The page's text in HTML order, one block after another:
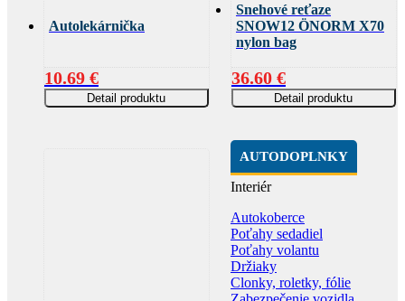
Autolekárnička
10.69 €
Detail produktu
Snehové reťaze
SNOW12 ÖNORM X70
nylon bag
36.60 €
Detail produktu
AUTODOPLNKY
Interiér
Autokoberce
Poťahy sedadiel
Poťahy volantu
Držiaky
Clonky, roletky, fólie